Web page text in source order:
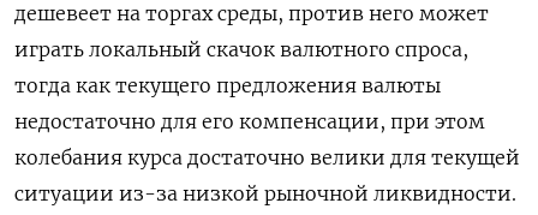
дешевеет на торгах среды, против него может
играть локальный скачок валютного спроса,
тогда как текущего предложения валюты
недостаточно для его компенсации, при этом
колебания курса достаточно велики для текущей
ситуации из-за низкой рыночной ликвидности.